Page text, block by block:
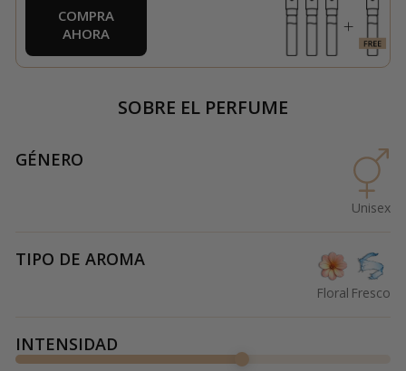
COMPRA
AHORA
SOBRE EL PERFUME
GÉNERO
Unisex
TIPO DE AROMA
Floral Fresco
INTENSIDAD